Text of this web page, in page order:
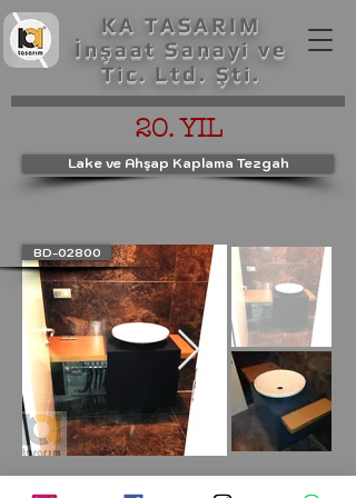
KA TASARIM
İnşaat Sanayi ve
Tic. Ltd. Şti.
20. YIL
Lake ve Ahşap Kaplama Tezgah
BD-02800